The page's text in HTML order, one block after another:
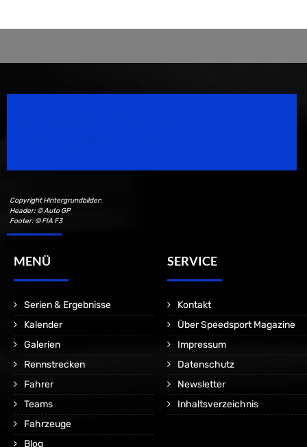
Copyright Hintergrundbilder:
Header: © Auto GP
Footer: © FIA F3
MENÜ
Serien & Ergebnisse
Kalender
Galerien
Rennstrecken
Fahrer
Teams
Fahrzeuge
Blog
SERVICE
Kontakt
Über Speedsport Magazine
Impressum
Datenschutz
Newsletter
Inhaltsverzeichnis